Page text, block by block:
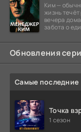
Ким —
жизнь
вечера
забота о
Обновления
Самые последние
Точка
1 сезон